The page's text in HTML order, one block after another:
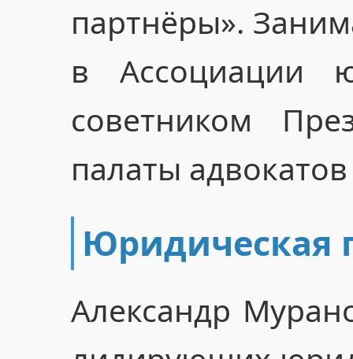
партнёры».
в Ассоциации
советником
палаты
Юридическая
Александр